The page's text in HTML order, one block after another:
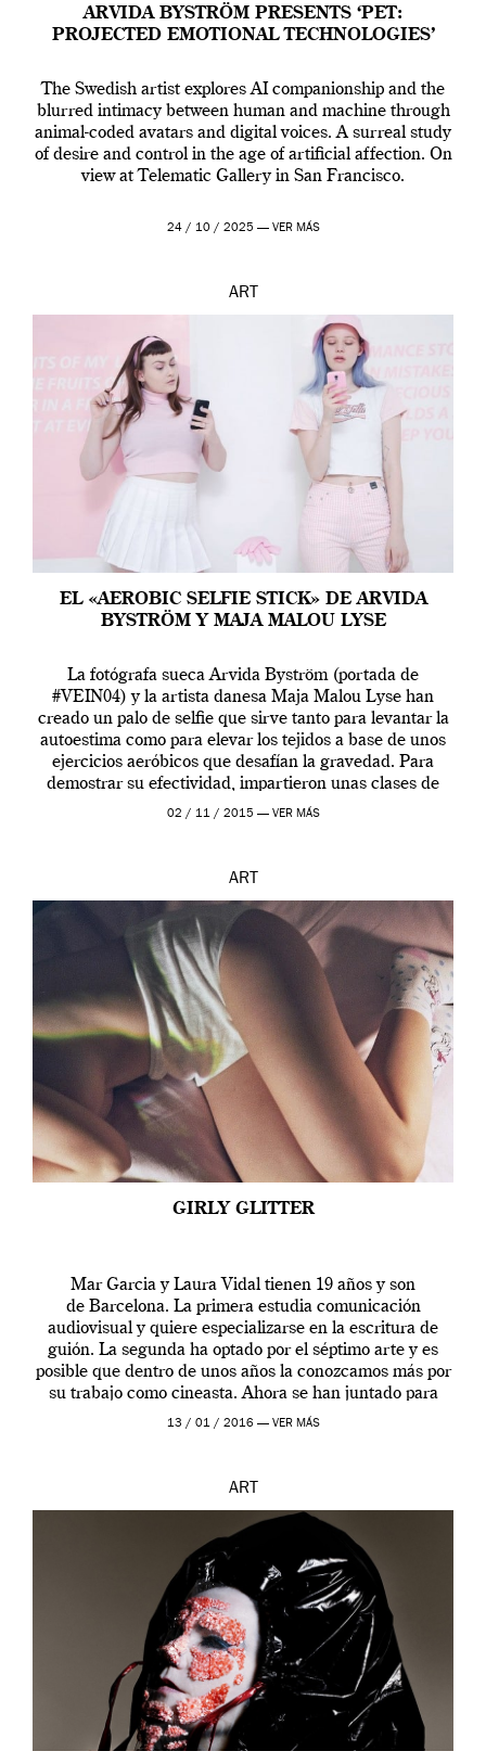
ARVIDA BYSTRÖM PRESENTS ‘PET:
PROJECTED EMOTIONAL TECHNOLOGIES’
The Swedish artist explores AI companionship and the
blurred intimacy between human and machine through
animal-coded avatars and digital voices. A surreal study
of desire and control in the age of artificial affection. On
view at Telematic Gallery in San Francisco.
24 / 10 / 2025 — VER MÁS
ART
EL «AEROBIC SELFIE STICK» DE ARVIDA
BYSTRÖM Y MAJA MALOU LYSE
La fotógrafa sueca Arvida Byström (portada de
#VEIN04) y la artista danesa Maja Malou Lyse han
creado un palo de selfie que sirve tanto para levantar la
autoestima como para elevar los tejidos a base de unos
ejercicios aeróbicos que desafían la gravedad. Para
demostrar su efectividad, impartieron unas clases de
prueba en el Tate […]
02 / 11 / 2015 — VER MÁS
ART
GIRLY GLITTER
Mar Garcia y Laura Vidal tienen 19 años y son
de Barcelona. La primera estudia comunicación
audiovisual y quiere especializarse en la escritura de
guión. La segunda ha optado por el séptimo arte y es
posible que dentro de unos años la conozcamos más por
su trabajo como cineasta. Ahora se han juntado para
contarnos una […]
13 / 01 / 2016 — VER MÁS
ART